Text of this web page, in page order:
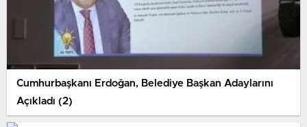
Cumhurbaşkanı Erdoğan, Belediye Başkan Adaylarını
Açıkladı (2)